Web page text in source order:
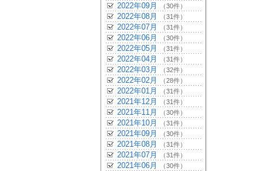
2022年09月 （30件）
2022年08月 （31件）
2022年07月 （31件）
2022年06月 （30件）
2022年05月 （31件）
2022年04月 （31件）
2022年03月 （32件）
2022年02月 （28件）
2022年01月 （31件）
2021年12月 （31件）
2021年11月 （30件）
2021年10月 （31件）
2021年09月 （30件）
2021年08月 （31件）
2021年07月 （31件）
2021年06月 （30件）